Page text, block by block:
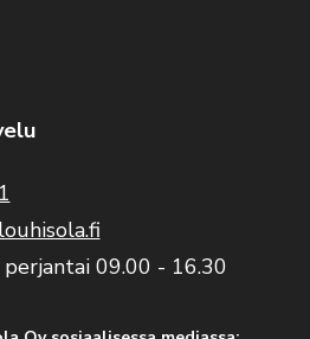
perjantai 09.00 - 16.30